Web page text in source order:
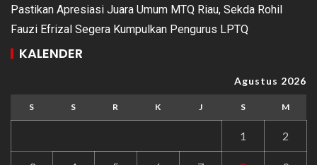
Pastikan Apresiasi Juara Umum MTQ Riau, Sekda Rohil
Fauzi Efrizal Segera Kumpulkan Pengurus LPTQ
KALENDER
Agustus 2026
S S R K J S M
1 2